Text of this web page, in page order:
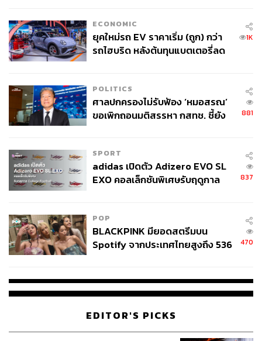
ECONOMIC
ยุคใหม่รถ EV ราคาเริ่ม (ถูก) กว่า
รถไฮบริด หลังต้นทุนแบตเตอรี่ลด
1K
POLITICS
ศาลปกครองไม่รับฟ้อง ‘หมอสรณ’
ขอเพิกถอนมติสรรหา กสทช. ชี้ยัง
881
SPORT
adidas เปิดตัว Adizero EVO SL
EXO คอลเล็กชันพิเศษรับฤดูกาล
837
POP
BLACKPINK มียอดสตรีมบน
Spotify จากประเทศไทยสูงถึง 536
470
EDITOR'S PICKS